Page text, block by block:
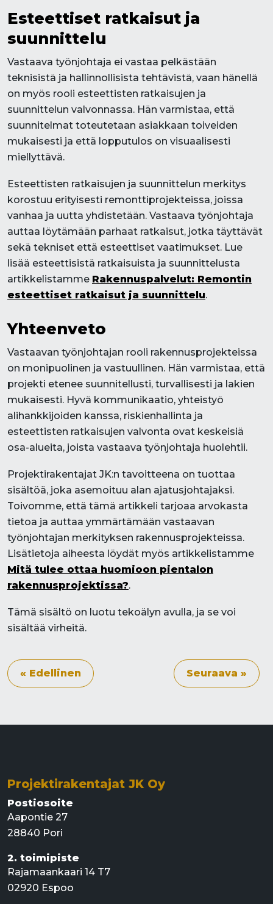
Esteettiset ratkaisut ja
suunnittelu
Vastaava työnjohtaja ei vastaa pelkästään
teknisistä ja hallinnollisista tehtävistä, vaan hänellä
on myös rooli esteettisten ratkaisujen ja
suunnittelun valvonnassa. Hän varmistaa, että
suunnitelmat toteutetaan asiakkaan toiveiden
mukaisesti ja että lopputulos on visuaalisesti
miellyttävä.
Esteettisten ratkaisujen ja suunnittelun merkitys
korostuu erityisesti remonttiprojekteissa, joissa
vanhaa ja uutta yhdistetään. Vastaava työnjohtaja
auttaa löytämään parhaat ratkaisut, jotka täyttävät
sekä tekniset että esteettiset vaatimukset. Lue
lisää esteettisistä ratkaisuista ja suunnittelusta
artikkelistamme Rakennuspalvelut: Remontin
esteettiset ratkaisut ja suunnittelu.
Yhteenveto
Vastaavan työnjohtajan rooli rakennusprojekteissa
on monipuolinen ja vastuullinen. Hän varmistaa, että
projekti etenee suunnitellusti, turvallisesti ja lakien
mukaisesti. Hyvä kommunikaatio, yhteistyö
alihankkijoiden kanssa, riskienhallinta ja
esteettisten ratkaisujen valvonta ovat keskeisiä
osa-alueita, joista vastaava työnjohtaja huolehtii.
Projektirakentajat JK:n tavoitteena on tuottaa
sisältöä, joka asemoituu alan ajatusjohtajaksi.
Toivomme, että tämä artikkeli tarjoaa arvokasta
tietoa ja auttaa ymmärtämään vastaavan
työnjohtajan merkityksen rakennusprojekteissa.
Lisätietoja aiheesta löydät myös artikkelistamme
Mitä tulee ottaa huomioon pientalon
rakennusprojektissa?.
Tämä sisältö on luotu tekoälyn avulla, ja se voi
sisältää virheitä.
« Edellinen Seuraava »
Projektirakentajat JK Oy
Postiosoite
Aapontie 27
28840 Pori
2. toimipiste
Rajamaankaari 14 T7
02920 Espoo